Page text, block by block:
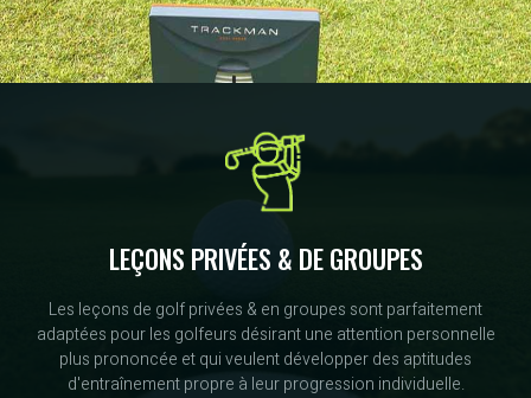
LEÇONS PRIVÉES & DE GROUPES
Les leçons de golf privées & en groupes sont parfaitement
adaptées pour les golfeurs désirant une attention personnelle
plus prononcée et qui veulent développer des aptitudes
d'entraînement propre à leur progression individuelle.